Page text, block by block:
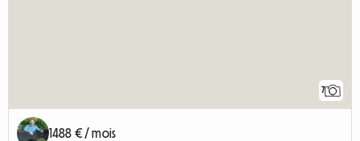
7
1488 € / mois